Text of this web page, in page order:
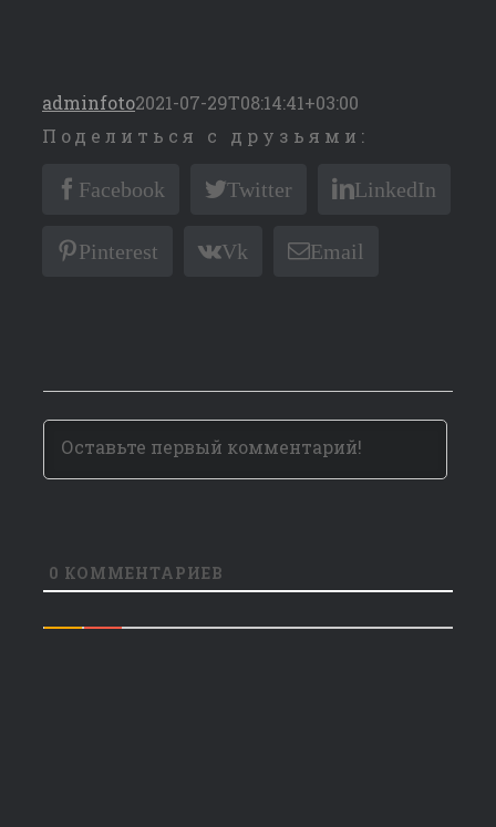
adminfoto2021-07-29T08:14:41+03:00
Поделиться с друзьями:
Facebook Twitter LinkedIn
Pinterest Vk Email
0 КОММЕНТАРИЕВ